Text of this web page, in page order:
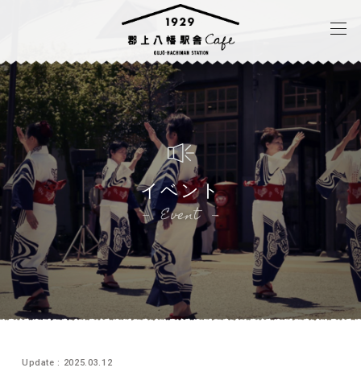
イベント
Event
Update : 2025.03.12